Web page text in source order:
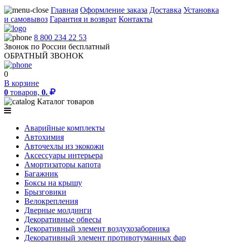
Главная Оформление заказа Доставка Установка
и самовывоз Гарантия и возврат Контакты
8 800 234 22 53
Звонок по России бесплатный
ОБРАТНЫЙ ЗВОНОК
0
В корзине
0 товаров, 0.
Каталог товаров
Аварийные комплекты
Автохимия
Авточехлы из экокожи
Аксессуары интерьера
Амортизаторы капота
Багажник
Боксы на крышу
Брызговики
Велокрепления
Дверные молдинги
Декоративные обвесы
Декоративный элемент воздухозаборника
Декоративный элемент противотуманных фар